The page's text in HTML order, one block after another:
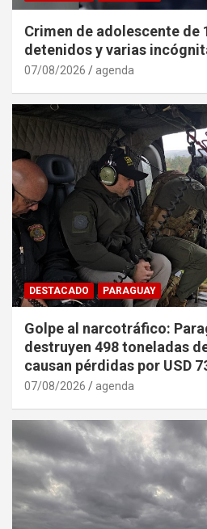
Crimen de adolescente de
detenidos y varias
07/08/2026 agenda
DESTACADO PARAGUAY
Golpe al narcotráfico:
destruyen 498 toneladas
causan pérdidas por USD
07/08/2026 agenda